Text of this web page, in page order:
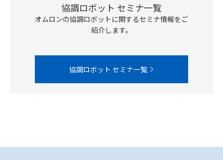
協調ロボット セミナ一覧
オムロンの協調ロボットに関するセミナ情報をご
紹介します。
協調ロボット セミナ一覧